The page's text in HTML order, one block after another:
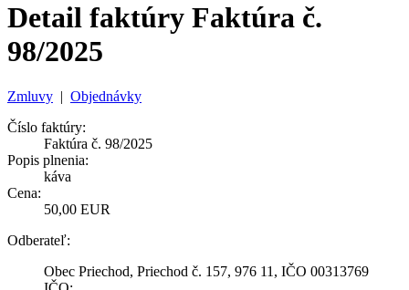
Detail faktúry Faktúra č.
98/2025
Zmluvy | Objednávky
Číslo faktúry:
Faktúra č. 98/2025
Popis plnenia:
káva
Cena:
50,00 EUR
Odberateľ:
Obec Priechod, Priechod č. 157, 976 11, IČO 00313769